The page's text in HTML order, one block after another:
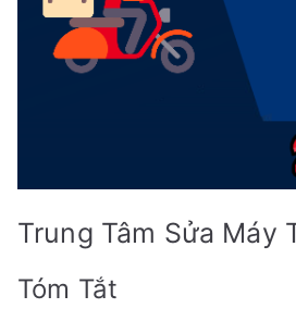
Trung Tâm Sửa Máy
Tóm Tắt